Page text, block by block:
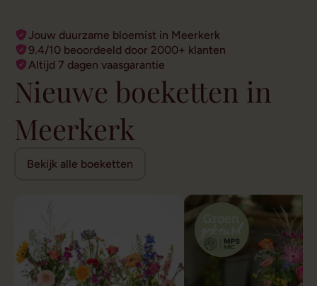
Jouw duurzame bloemist in Meerkerk
9.4/10 beoordeeld door 2000+ klanten
Altijd 7 dagen vaasgarantie
Nieuwe boeketten in
Meerkerk
Bekijk alle boeketten